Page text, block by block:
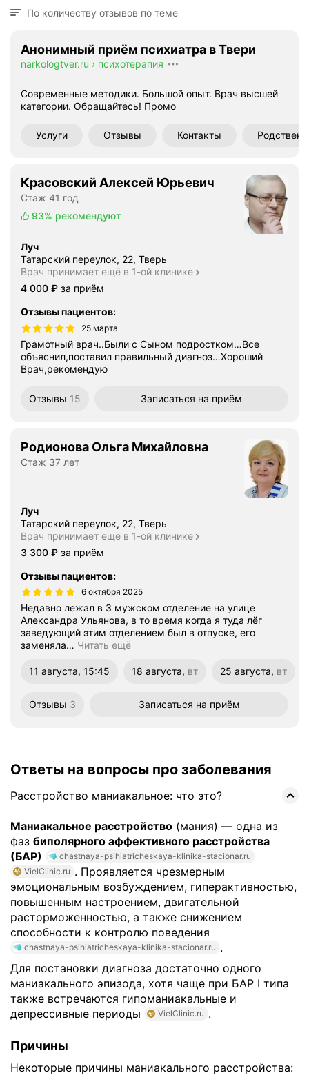
По количеству отзывов по теме
Анонимный приём психиатра в Твери
narkologtver.ru › психотерапия
Современные методики. Большой опыт. Врач высшей
категории. Обращайтесь! Промо
Услуги Отзывы Контакты
Красовский Алексей Юрьевич
Стаж 41 год
93% рекомендуют
Луч
Татарский переулок, 22, Тверь
Врач принимает ещё в 1-ой клинике
Цена
4000
4 000 ₽ за приём
Отзывы пациентов:
25 марта
Грамотный врач..Были с Сыном подростком…Все
объяснил,поставил правильный диагноз…Хороший
Врач,рекомендую
Отзывы 15 Записаться на приём
Родионова Ольга Михайловна
Стаж 37 лет
Луч
Татарский переулок, 22, Тверь
Врач принимает ещё в 1-ой клинике
Цена
3300
3 300 ₽ за приём
Отзывы пациентов:
6 октября 2025
Недавно лежал в 3 мужском отделение на улице
Александра Ульянова, в то время когда я туда лёг
заведующий этим отделением был в отпуске, его
заменяла… Читать ещё
11 августа, 15:45 18 августа, вт
25 августа, вт
Отзывы 3 Записаться на приём
Ответы на вопросы про заболевания
Расстройство маниакальное: что это?
Маниакальное расстройство (мания) — одна из
фаз биполярного аффективного расстройства
(БАР)
chastnaya-psihiatricheskaya-klinika-stacionar.ru
VielClinic.ru . Проявляется чрезмерным
эмоциональным возбуждением, гиперактивностью,
повышенным настроением, двигательной
расторможенностью, а также снижением
способности к контролю поведения
chastnaya-psihiatricheskaya-klinika-stacionar.ru .
Для постановки диагноза достаточно одного
маниакального эпизода, хотя чаще при БАР I типа
также встречаются гипоманиакальные и
депрессивные периоды
VielClinic.ru .
Причины
Некоторые причины маниакального расстройства: